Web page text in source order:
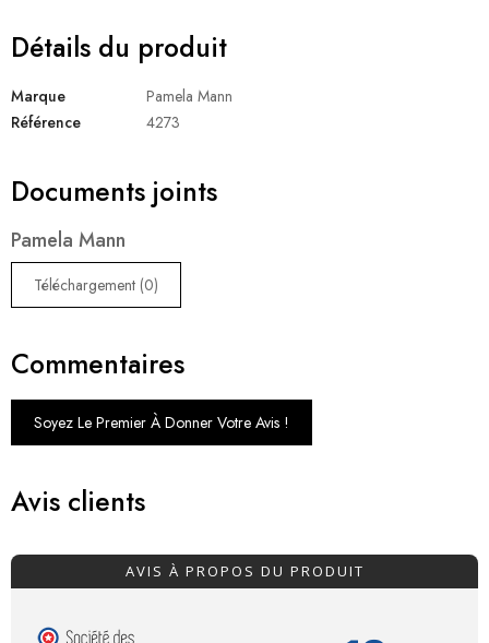
Détails du produit
Marque
Pamela Mann
Référence
4273
Documents joints
Pamela Mann
Téléchargement (0)
Commentaires
Soyez Le Premier À Donner Votre Avis !
Avis clients
AVIS À PROPOS DU PRODUIT